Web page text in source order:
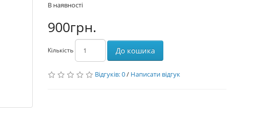
В наявності
900грн.
Кількість До кошика
Відгуків: 0/ Написати відгук